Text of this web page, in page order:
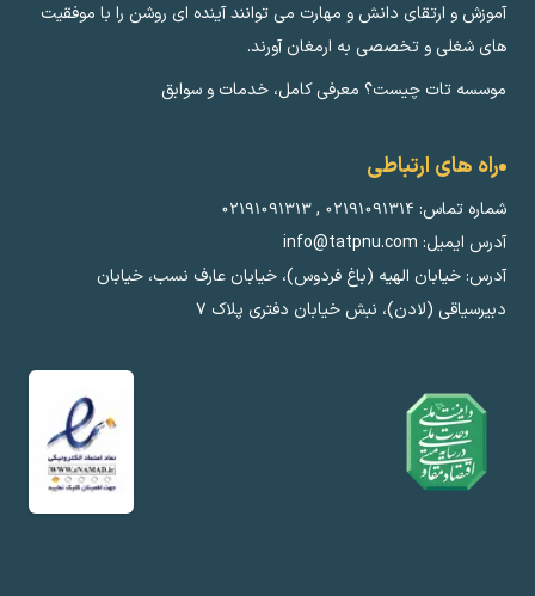
آموزش و ارتقای دانش و مهارت می توانند آینده ای روشن را با موفقیت
های شغلی و تخصصی به ارمغان آورند.
موسسه تات چیست؟ معرفی کامل، خدمات و سوابق
راه های ارتباطی
شماره تماس: ۰۲۱۹۱۰۹۱۳۱۴ ,۰۲۱۹۱۰۹۱۳۱۳
آدرس ایمیل: info@tatpnu.com
آدرس: خیابان الهيه (باغ فردوس)، خیابان عارف نسب، خیابان
دبیرسیاقی (لادن)، نبش خیابان دفتری پلاک ٧